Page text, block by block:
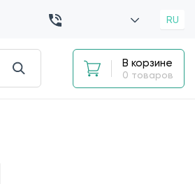
RU
В корзине
0 товаров